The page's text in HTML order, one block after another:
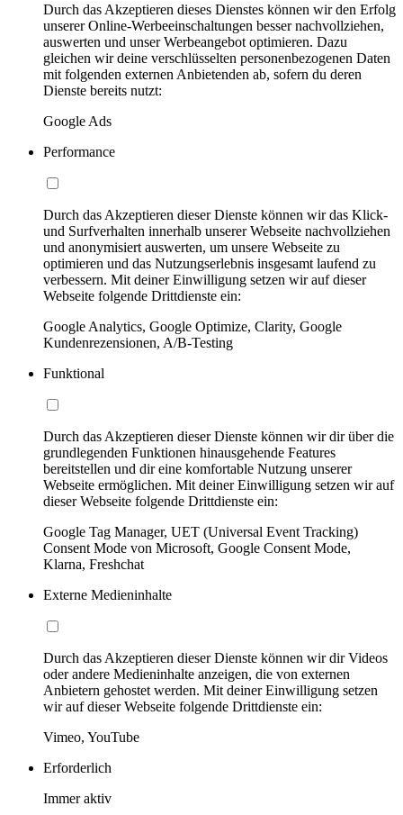
Durch das Akzeptieren dieses Dienstes können wir den Erfolg
unserer Online-Werbeeinschaltungen besser nachvollziehen,
auswerten und unser Werbeangebot optimieren. Dazu
gleichen wir deine verschlüsselten personenbezogenen Daten
mit folgenden externen Anbietenden ab, sofern du deren
Dienste bereits nutzt:
Google Ads
Performance
Durch das Akzeptieren dieser Dienste können wir das Klick-
und Surfverhalten innerhalb unserer Webseite nachvollziehen
und anonymisiert auswerten, um unsere Webseite zu
optimieren und das Nutzungserlebnis insgesamt laufend zu
verbessern. Mit deiner Einwilligung setzen wir auf dieser
Webseite folgende Drittdienste ein:
Google Analytics, Google Optimize, Clarity, Google
Kundenrezensionen, A/B-Testing
Funktional
Durch das Akzeptieren dieser Dienste können wir dir über die
grundlegenden Funktionen hinausgehende Features
bereitstellen und dir eine komfortable Nutzung unserer
Webseite ermöglichen. Mit deiner Einwilligung setzen wir auf
dieser Webseite folgende Drittdienste ein:
Google Tag Manager, UET (Universal Event Tracking)
Consent Mode von Microsoft, Google Consent Mode,
Klarna, Freshchat
Externe Medieninhalte
Durch das Akzeptieren dieser Dienste können wir dir Videos
oder andere Medieninhalte anzeigen, die von externen
Anbietern gehostet werden. Mit deiner Einwilligung setzen
wir auf dieser Webseite folgende Drittdienste ein:
Vimeo, YouTube
Erforderlich
Immer aktiv